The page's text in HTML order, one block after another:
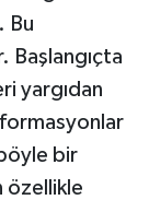
Bu
Başlangıçta
yargıdan
bir
özellikle